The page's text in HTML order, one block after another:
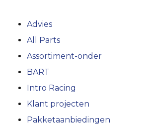
Advies
All Parts
Assortiment-onder
BART
Intro Racing
Klant projecten
Pakketaanbiedingen